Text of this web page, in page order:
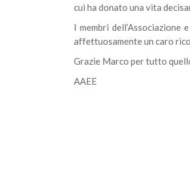
cui ha donato una vita
I membri
affettuosamente un caro
Grazie Marco per tutto
AAEE